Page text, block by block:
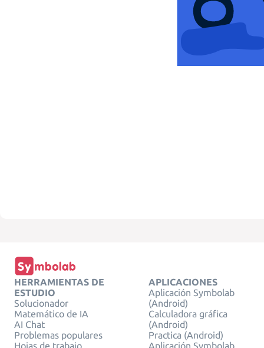
HERRAMIENTAS DE
ESTUDIO
Solucionador
Matemático de IA
AI Chat
Problemas populares
APLICACIONES
Aplicación Symbolab
(Android)
Calculadora gráfica
(Android)
Practica (Android)